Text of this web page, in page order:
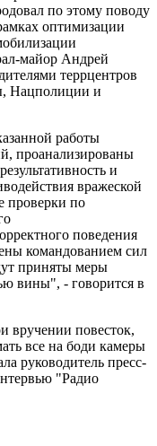
по этому поводу
оптимизации
майор Андрей
террцентров
Нацполиции и
работы
проанализированы
и
вражеской
проверки по
поведения
командованием сил
приняты меры
вины", - говорится в
вручении повесток,
все на боди камеры
руководитель пресс-
"Радио